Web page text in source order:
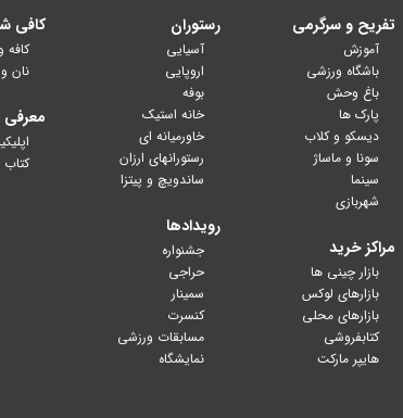
تفریح و سرگرمی
آموزش
باشگاه ورزشی
باغ وحش
پارک ها
دیسکو و کلاب
سونا و ماساژ
سینما
شهربازی
مراکز خرید
بازار چینی ها
بازارهای لوکس
بازارهای محلی
کتابفروشی
رستوران
آسیایی
اروپایی
بوفه
خانه استیک
خاورمیانه ای
رستورانهای ارزان
ساندویچ و پیتزا
رویدادها
جشنواره
حراجی
سمینار
کنسرت
مسابقات ورزشی
نمایشگاه
کافی
کافه
نان
معرفی
کتاب